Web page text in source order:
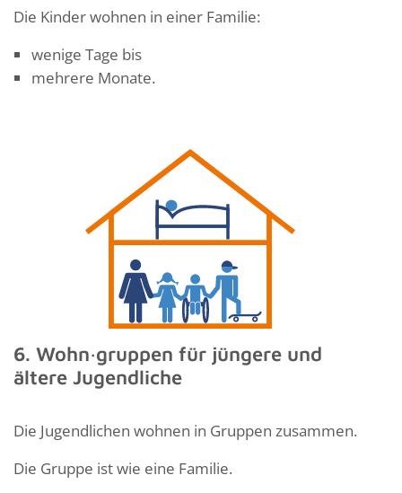
Die Kinder wohnen in einer Familie:
wenige Tage bis
mehrere Monate.
6. Wohn·gruppen für jüngere und
ältere Jugendliche
Die Jugendlichen wohnen in Gruppen zusammen.
Die Gruppe ist wie eine Familie.